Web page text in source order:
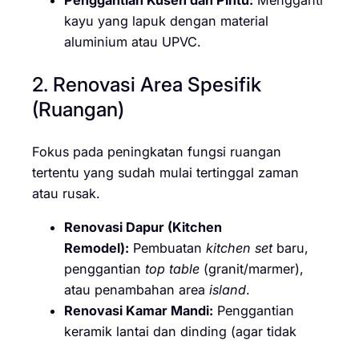
kayu yang lapuk dengan material
aluminium atau UPVC.
2. Renovasi Area Spesifik
(Ruangan)
Fokus pada peningkatan fungsi ruangan
tertentu yang sudah mulai tertinggal zaman
atau rusak.
Renovasi Dapur (Kitchen
Remodel): Pembuatan kitchen setbaru,
penggantian top table (granit/marmer),
atau penambahan area island.
Renovasi Kamar Mandi: Penggantian
keramik lantai dan dinding (agar tidak